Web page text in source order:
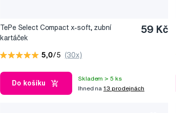
TePe Select Compact x-soft, zubní
kartáček
59 Kč
5,0/5 (30x)
Do košíku
Skladem > 5 ks
Ihned na13 prodejnách